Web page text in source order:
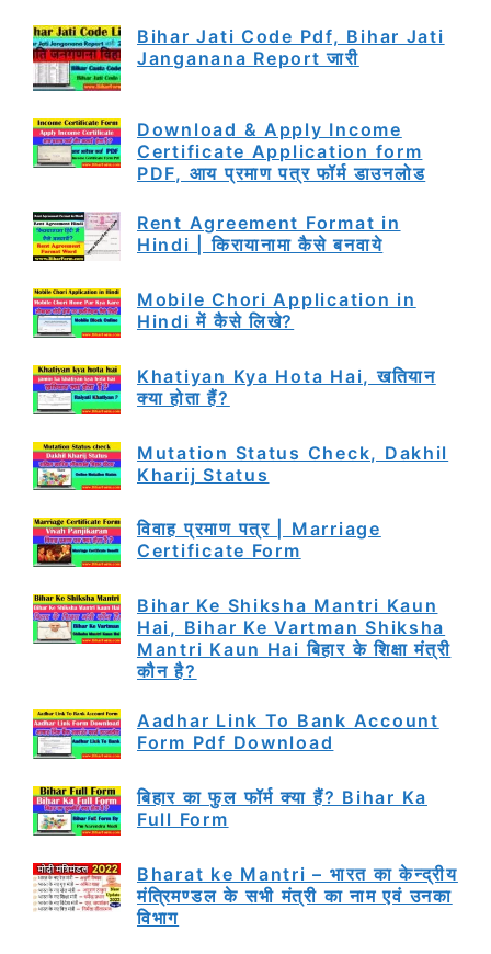
Bihar Jati Code Pdf, Bihar Jati
Janganana Report जारी
Download & Apply Income
Certificate Application form
PDF, आय प्रमाण पत्र फॉर्म डाउनलोड
Rent Agreement Format in
Hindi | किरायानामा कैसे बनवाये
Mobile Chori Application in
Hindi में कैसे लिखे?
Khatiyan Kya Hota Hai, खतियान
क्या होता हैं?
Mutation Status Check, Dakhil
Kharij Status
विवाह प्रमाण पत्र | Marriage
Certificate Form
Bihar Ke Shiksha Mantri Kaun
Hai, Bihar Ke Vartman Shiksha
Mantri Kaun Hai बिहार के शिक्षा मंत्री
कौन है?
Aadhar Link To Bank Account
Form Pdf Download
बिहार का फुल फॉर्म क्या हैं? Bihar Ka
Full Form
Bharat ke Mantri – भारत का केन्द्रीय
मंत्रिमण्डल के सभी मंत्री का नाम एवं उनका
विभाग